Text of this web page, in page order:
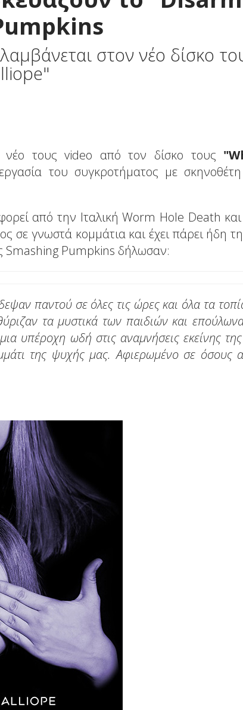
στον νέο δίσκο
τους video από τον δίσκο τους
του συγκροτήματος με
από την Ιταλική Worm Hole Death και
σε γνωστά κομμάτια και έχει πάρει ήδη
Smashing Pumpkins δήλωσαν:
παντού σε όλες τις ώρες και όλα τα
τα μυστικά των παιδιών και
υπέροχη ωδή στις αναμνήσεις εκείνης
της ψυχής μας. Αφιερωμένο σε όσους